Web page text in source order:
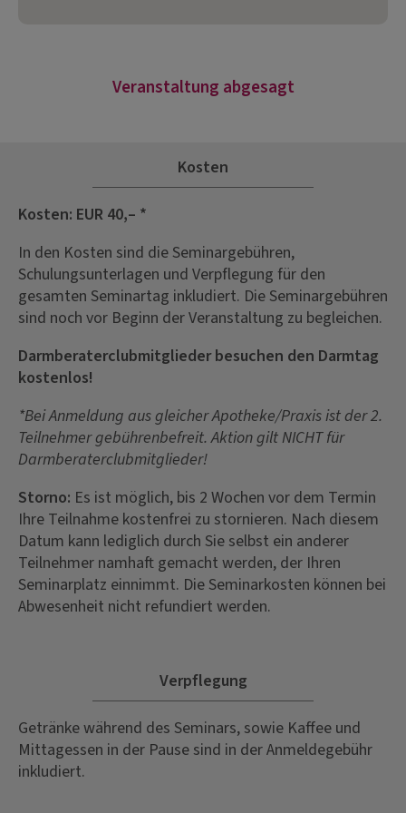
Veranstaltung abgesagt
Kosten
Kosten: EUR 40,– *
In den Kosten sind die Seminargebühren,
Schulungsunterlagen und Verpflegung für den
gesamten Seminartag inkludiert. Die Seminargebühren
sind noch vor Beginn der Veranstaltung zu begleichen.
Darmberaterclubmitglieder besuchen den Darmtag
kostenlos!
*Bei Anmeldung aus gleicher Apotheke/Praxis ist der 2.
Teilnehmer gebührenbefreit. Aktion gilt NICHT für
Darmberaterclubmitglieder!
Storno: Es ist möglich, bis 2 Wochen vor dem Termin
Ihre Teilnahme kostenfrei zu stornieren. Nach diesem
Datum kann lediglich durch Sie selbst ein anderer
Teilnehmer namhaft gemacht werden, der Ihren
Seminarplatz einnimmt. Die Seminarkosten können bei
Abwesenheit nicht refundiert werden.
Verpflegung
Getränke während des Seminars, sowie Kaffee und
Mittagessen in der Pause sind in der Anmeldegebühr
inkludiert.